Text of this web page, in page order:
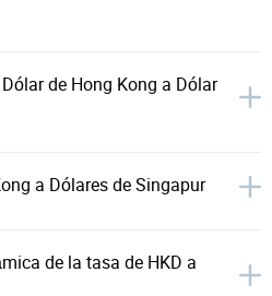
de Hong Kong a Dólar
a Dólares de Singapur
de la tasa de HKD a